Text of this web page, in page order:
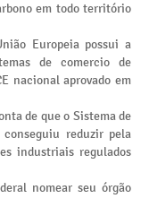
em todo território
Europeia possui a
de comercio de
nacional aprovado em
de que o Sistema de
conseguiu reduzir pela
industriais regulados
nomear seu órgão